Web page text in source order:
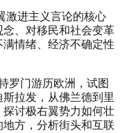
激进主义言论的核心
、​对移民和社会变革
情绪、​经济不确定性
罗门游历欧洲，​试图
拉发，​从佛兰德到里
讨极右翼势力如何壮
方，​分析街头和互联